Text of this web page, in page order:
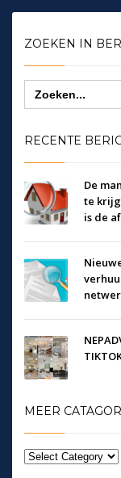
ZOEKEN IN
Zoek
naar:
RECENTE
De
te
is de
MEER